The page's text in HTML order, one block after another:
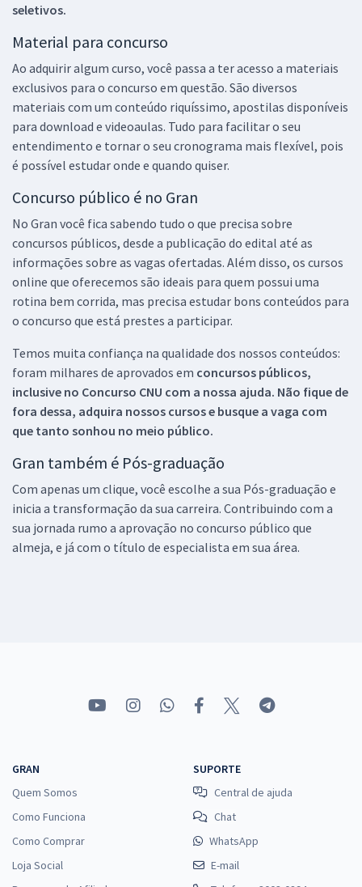
seletivos.
Material para concurso
Ao adquirir algum curso, você passa a ter acesso a materiais
exclusivos para o concurso em questão. São diversos
materiais com um conteúdo riquíssimo, apostilas disponíveis
para download e videoaulas. Tudo para facilitar o seu
entendimento e tornar o seu cronograma mais flexível, pois
é possível estudar onde e quando quiser.
Concurso público é no Gran
No Gran você fica sabendo tudo o que precisa sobre
concursos públicos, desde a publicação do edital até as
informações sobre as vagas ofertadas. Além disso, os cursos
online que oferecemos são ideais para quem possui uma
rotina bem corrida, mas precisa estudar bons conteúdos para
o concurso que está prestes a participar.
Temos muita confiança na qualidade dos nossos conteúdos:
foram milhares de aprovados em concursos públicos,
inclusive no Concurso CNU com a nossa ajuda. Não fique de
fora dessa, adquira nossos cursos e busque a vaga com
que tanto sonhou no meio público.
Gran também é Pós-graduação
Com apenas um clique, você escolhe a sua Pós-graduação e
inicia a transformação da sua carreira. Contribuindo com a
sua jornada rumo a aprovação no concurso público que
almeja, e já com o título de especialista em sua área.
GRAN
Quem Somos
Como Funciona
Como Comprar
Loja Social
SUPORTE
Central de ajuda
Chat
WhatsApp
E-mail